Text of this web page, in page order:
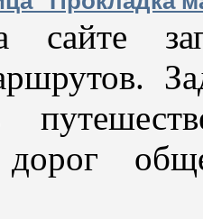
сайте